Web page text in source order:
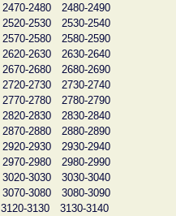
2470-2480
2480-2490
2520-2530
2530-2540
2570-2580
2580-2590
2620-2630
2630-2640
2670-2680
2680-2690
2720-2730
2730-2740
2770-2780
2780-2790
2820-2830
2830-2840
2870-2880
2880-2890
2920-2930
2930-2940
2970-2980
2980-2990
3020-3030
3030-3040
3070-3080
3080-3090
3120-3130
3130-3140